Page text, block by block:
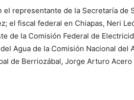
el representante de la Secretaría de
el fiscal federal en Chiapas, Neri
de la Comisión Federal de
Agua de la Comisión Nacional del
de Berriozábal, Jorge Arturo